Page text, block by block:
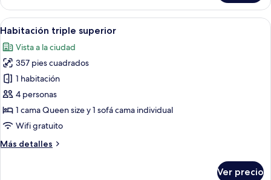
doble
superior
Abrir
todas
las
fotos
de
Habitación
triple
superior
Una habitación de hotel con dos
7
Habitación triple superior
Vista a la ciudad
357 pies cuadrados
1 habitación
4 personas
1 cama Queen size y 1 sofá cama individual
Wifi gratuito
Más detalles
Más
Ver precio